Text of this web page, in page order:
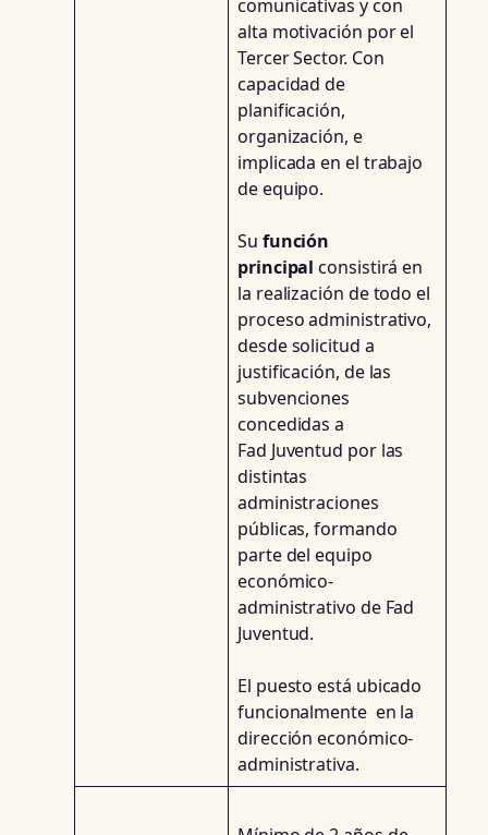
comunicativas y con
alta motivación por el
Tercer Sector. Con
capacidad de
planificación,
organización, e
implicada en el trabajo
de equipo.
Su función
principalconsistirá en
la realización de todo el
proceso administrativo,
desde solicitud a
justificación, de las
subvenciones
concedidas a
Fad Juventud por las
distintas
administraciones
públicas, formando
parte del equipo
económico-
administrativo de Fad
Juventud.
El puesto está ubicado
funcionalmente en la
dirección económico-
administrativa.